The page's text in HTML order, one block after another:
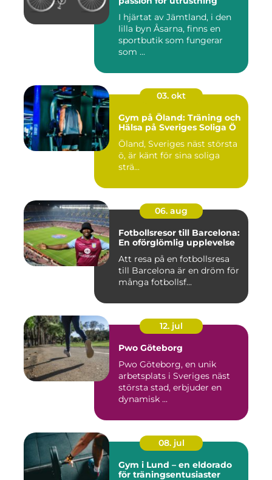
I hjärtat av Jämtland, i den
lilla byn Åsarna, finns en
sportbutik som fungerar
som ...
03. okt
Gym på Öland: Träning och
Hälsa på Sveriges Soliga Ö
Öland, Sveriges näst största
ö, är känt för sina soliga
strä...
06. aug
Fotbollsresor till Barcelona:
En oförglömlig upplevelse
Att resa på en fotbollsresa
till Barcelona är en dröm för
många fotbollsf...
12. jul
Pwo Göteborg
Pwo Göteborg, en unik
arbetsplats i Sveriges näst
största stad, erbjuder en
dynamisk ...
08. jul
Gym i Lund – en eldorado
för träningsentusiaster